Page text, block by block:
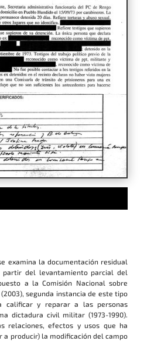
examina la documentación residual
partir del levantamiento parcial del
a la Comisión Nacional sobre
segunda instancia de este tipo
calificar y reparar a las personas
dictadura civil militar (1973-1990).
relaciones, efectos y usos que ha
a producir) la modificación del campo